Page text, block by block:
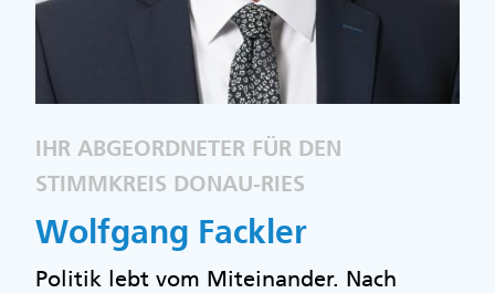
IHR ABGEORDNETER FÜR DEN
STIMMKREIS DONAU-RIES
Wolfgang Fackler
Politik lebt vom Miteinander. Nach